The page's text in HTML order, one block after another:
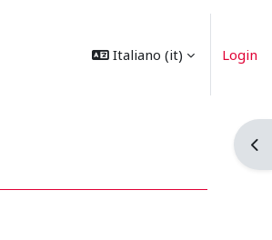
Italiano ‎(it)‎ Login